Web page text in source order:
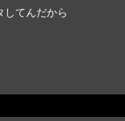
してんだから